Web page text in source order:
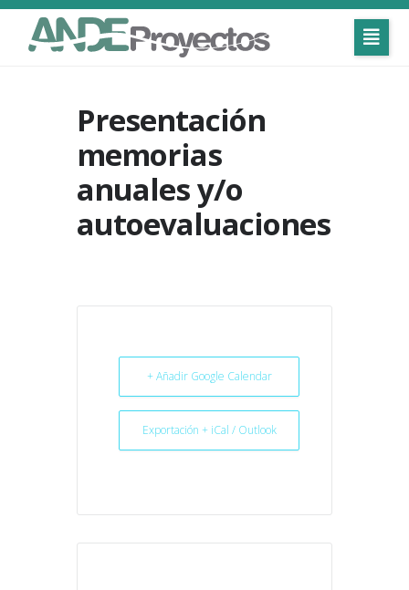
Presentación
memorias
anuales y/o
autoevaluaciones
+ Añadir Google Calendar
Exportación + iCal / Outlook